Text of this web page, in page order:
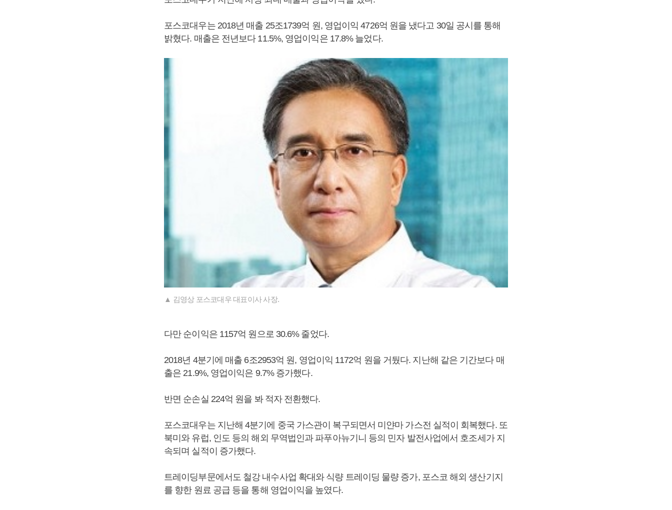
포스코대우는 2018년 매출 25조1739억 원, 영업이익 4726억 원을 냈다고 30일 공시를 통해
밝혔다. 매출은 전년보다 11.5%, 영업이익은 17.8% 늘었다.
▲ 김영상 포스코대우 대표이사 사장.
다만 순이익은 1157억 원으로 30.6% 줄었다.
2018년 4분기에 매출 6조2953억 원, 영업이익 1172억 원을 거뒀다. 지난해 같은 기간보다 매
출은 21.9%, 영업이익은 9.7% 증가했다.
반면 순손실 224억 원을 봐 적자 전환했다.
포스코대우는 지난해 4분기에 중국 가스관이 복구되면서 미얀마 가스전 실적이 회복했다. 또
북미와 유럽, 인도 등의 해외 무역법인과 파푸아뉴기니 등의 민자 발전사업에서 호조세가 지
속되며 실적이 증가했다.
트레이딩부문에서도 철강 내수사업 확대와 식량 트레이딩 물량 증가, 포스코 해외 생산기지
를 향한 원료 공급 등을 통해 영업이익을 높였다.